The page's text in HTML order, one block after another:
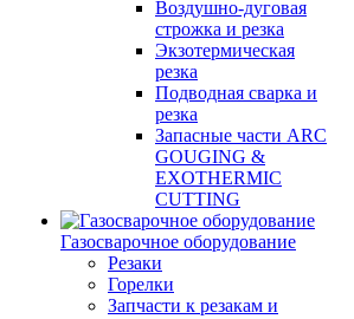
Воздушно-дуговая
строжка и резка
Экзотермическая
резка
Подводная сварка и
резка
Запасные части ARC
GOUGING &
EXOTHERMIC
CUTTING
Газосварочное оборудование
Резаки
Горелки
Запчасти к резакам и